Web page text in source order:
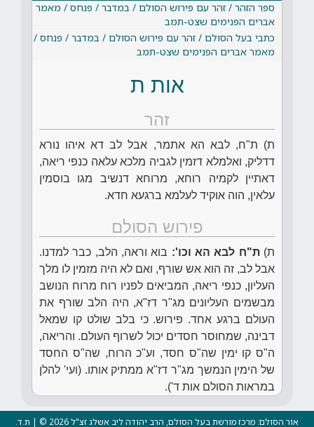
ספר הזהר / זהר עם פירוש הסולם / במדבר / פנחס / מאמר
אברים הפנימים שצט-תמב
כתבי בעל הסולם / זהר עם פירוש הסולם / במדבר / פנחס /
מאמר אברים הפנימים שצט-תמב
אות ת
זהר
ת) ת"ח, לבא הא אתמר, אבל לב דא איהו נורא
דדליק, ואלמלא דזמין לגביה מלכא עלאה כנפי ריאה,
דאתיין לקמיה רוחא, מרוחא דנשיב מגו בוסמין
עלאין, הוה אוקיד לעלמא ברגעא חדא.
פירוש הסולם
ת)ת"ח לבא הא וכו': בוא וראה, הלב, כבר למדנו.
אבל לב, זה הוא אש שורף, ואם לא היה מזמין לו מלך
העליון, כנפי ריאה, המביאים לפניו רוח מרוח הנושב
מבשמים העליונים מג"ר דז"א, היה הלב שורף את
העולם ברגע אחד. פירוש. כי בלב שולט קו שמאל
דבינה, שמחוסר חסדים יכול לשרוף העולם. והריאה,
ה"ס קו ימין שה"ס חסד, וע"כ הרוח, שה"ס החסד
של הימין הנמשך מג"ר דז"א ממתיק אותו. (ועי' להלן
במראות הסולם אות ד').
אור הסולם: מרכז מורשת בעל הסולם, הרב יהודה ליב אשלג זצ"ל 2026 © | ת.ד.